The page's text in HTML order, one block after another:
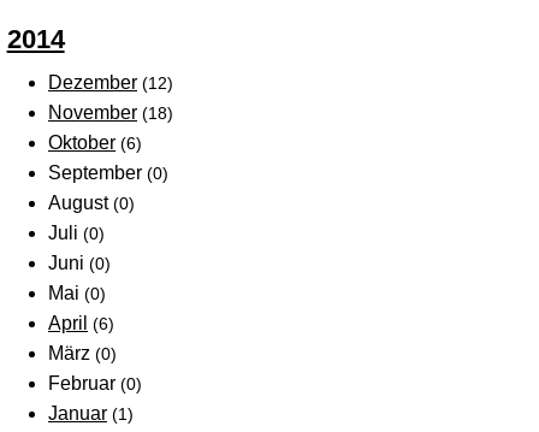
2014
Dezember (12)
November (18)
Oktober (6)
September (0)
August (0)
Juli (0)
Juni (0)
Mai (0)
April (6)
März (0)
Februar (0)
Januar (1)